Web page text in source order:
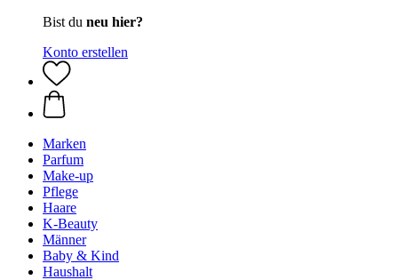
Bist du neu hier?
Konto erstellen
Marken
Parfum
Make-up
Pflege
Haare
K-Beauty
Männer
Baby & Kind
Haushalt